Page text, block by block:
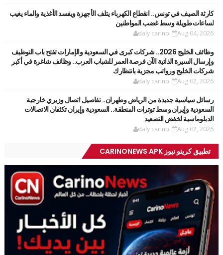
كارثة الصيف في تونس.. انقطاع الكهرباء يتلف الأجهزة ويفسد الأغذية والماء يغيب
لساعات طويلة وسط غضب المواطنين
daly carino Aug 04, 2026
وظائف الخليج 2026.. شركات كبرى في السعودية والإمارات تفتح باب التوظيف
وإرسال السيرة الذاتية الآن فرصة العمر للشباب العرب.. وظائف شاغرة في أكبر
شركات الخليج ورواتب مجزية بانتظارك
daly carino Aug 02, 2026
رسائل سياسية جديدة من الرياض وطهران.. تفاصيل اتصال وزيري خارجية
السعودية وإيران وسط توترات المنطقة.. السعودية وإيران تكثفان الاتصالات
الدبلوماسية لخفض التصعيد
daly carino Aug 02, 2026
تطبيق كرينو نيوز CARINONEWS APK